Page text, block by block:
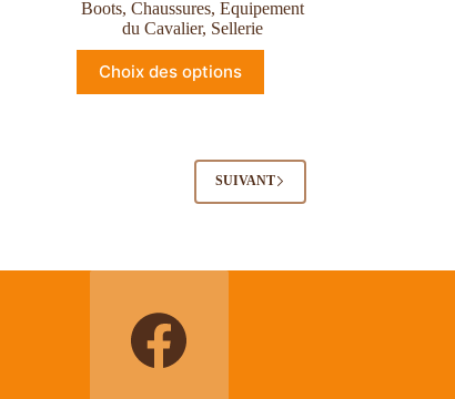
Boots, Chaussures, Equipement
du Cavalier, Sellerie
Choix des options
SUIVANT